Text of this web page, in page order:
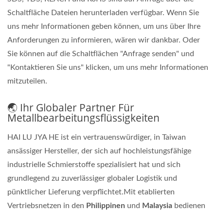
Schaltfläche Dateien herunterladen verfügbar. Wenn Sie
uns mehr Informationen geben können, um uns über Ihre
Anforderungen zu informieren, wären wir dankbar. Oder
Sie können auf die Schaltflächen "Anfrage senden" und
"Kontaktieren Sie uns" klicken, um uns mehr Informationen
mitzuteilen.
🌏 Ihr Globaler Partner Für
Metallbearbeitungsflüssigkeiten
HAI LU JYA HE ist ein vertrauenswürdiger, in Taiwan
ansässiger Hersteller, der sich auf hochleistungsfähige
industrielle Schmierstoffe spezialisiert hat und sich
grundlegend zu zuverlässiger globaler Logistik und
pünktlicher Lieferung verpflichtet.Mit etablierten
Vertriebsnetzen in den Philippinen und Malaysia bedienen